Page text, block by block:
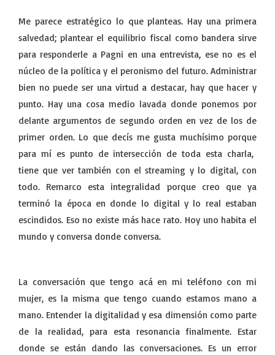
Me parece estratégico lo que planteas. Hay una primera
salvedad; plantear el equilibrio fiscal como bandera sirve
para responderle a Pagni en una entrevista, ese no es el
núcleo de la política y el peronismo del futuro. Administrar
bien no puede ser una virtud a destacar, hay que hacer y
punto. Hay una cosa medio lavada donde ponemos por
delante argumentos de segundo orden en vez de los de
primer orden. Lo que decís me gusta muchísimo porque
para mí es punto de intersección de toda esta charla,
tiene que ver también con el streaming y lo digital, con
todo. Remarco esta integralidad porque creo que ya
terminó la época en donde lo digital y lo real estaban
escindidos. Eso no existe más hace rato. Hoy uno habita el
mundo y conversa donde conversa.
La conversación que tengo acá en mi teléfono con mi
mujer, es la misma que tengo cuando estamos mano a
mano. Entender la digitalidad y esa dimensión como parte
de la realidad, para esta resonancia finalmente. Estar
donde se están dando las conversaciones. Es un error